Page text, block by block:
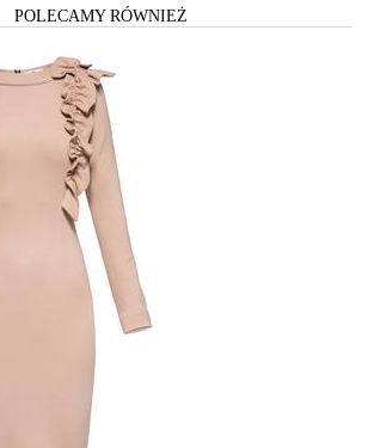
POLECAMY RÓWNIEŻ